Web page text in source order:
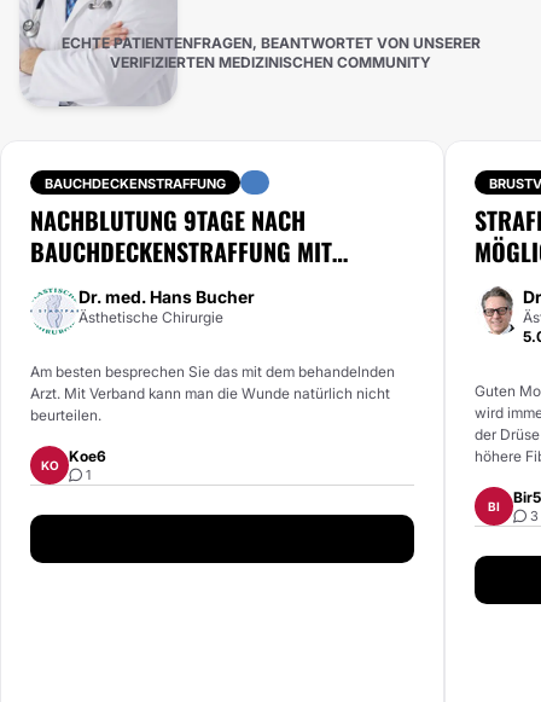
ECHTE PATIENTENFRAGEN, BEANTWORTET VON UNSERER
VERIFIZIERTEN MEDIZINISCHEN COMMUNITY
BAUCHDECKENSTRAFFUNG
NACHBLUTUNG 9TAGE NACH
BAUCHDECKENSTRAFFUNG MIT
LIPOSUKTION
Dr. med. Hans Bucher
Ästhetische Chirurgie
Am besten besprechen Sie das mit dem behandelnden
Arzt. Mit Verband kann man die Wunde natürlich nicht
beurteilen.
KO
Koe6
1
Guten
wird
der
höhere
dagegen
Schwangerschaft
Drüse da
das
BI
3